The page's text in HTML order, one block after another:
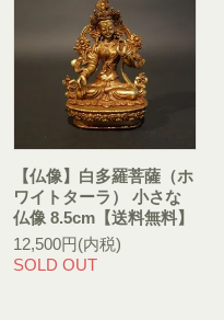
【仏像】白多羅菩薩（ホ
ワイトターラ） 小さな
仏像 8.5cm【送料無料】
12,500円(内税)
SOLD OUT